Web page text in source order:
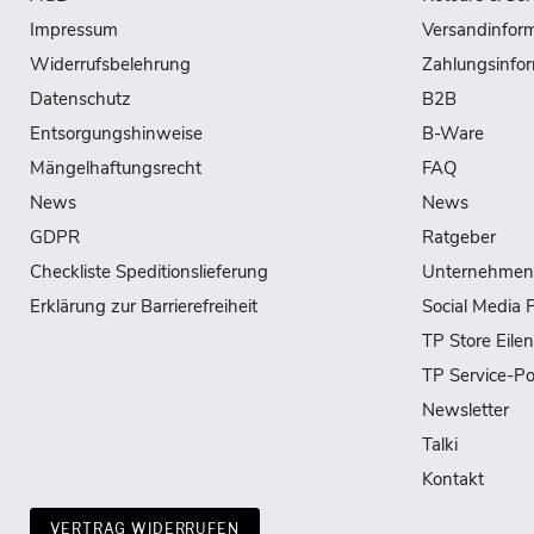
Impressum
Widerrufsbelehrung
Datenschutz
Entsorgungshinweise
Mängelhaftungsrecht
News
GDPR
Checkliste Speditionslieferung
Erklärung zur Barrierefreiheit
B2B
B-Ware
FAQ
News
Ratgeber
Unternehmen
Social Media
TP Store
TP Service-
Newsletter
Talki
Kontakt
VERTRAG WIDERRUFEN